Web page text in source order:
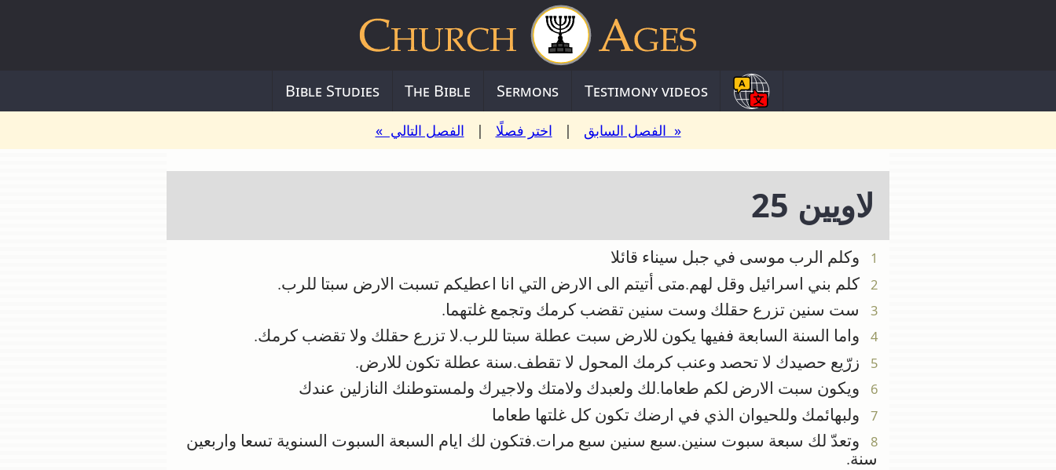
Bible Studies The Bible Sermons Testimony videos
« الفصل السابق | اختر فصلًا | الفصل التالي »
لاويين 25
1 وكلم الرب موسى في جبل سيناء قائلا
2 كلم بني اسرائيل وقل لهم.متى أتيتم الى الارض التي انا اعطيكم تسبت الارض سبتا للرب.
3 ست سنين تزرع حقلك وست سنين تقضب كرمك وتجمع غلتهما.
4 واما السنة السابعة ففيها يكون للارض سبت عطلة سبتا للرب.لا تزرع حقلك ولا تقضب كرمك.
5 زرّيع حصيدك لا تحصد وعنب كرمك المحول لا تقطف.سنة عطلة تكون للارض.
6 ويكون سبت الارض لكم طعاما.لك ولعبدك ولامتك ولاجيرك ولمستوطنك النازلين عندك
7 ولبهائمك وللحيوان الذي في ارضك تكون كل غلتها طعاما
8
وتعدّ لك سبعة سبوت سنين.سبع سنين سبع مرات.فتكون لك ايام السبعة السبوت السنوية تسعا واربعين
سنة.